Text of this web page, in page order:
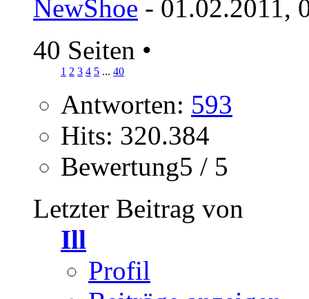
NewShoe - 01.02.2011,
40 Seiten •
1 2 3 4 5 ... 40
Antworten: 593
Hits: 320.384
Bewertung5 / 5
Letzter Beitrag von
Ill
Profil